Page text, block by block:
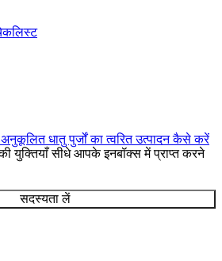
धातु पुर्जों का त्वरित उत्पादन कैसे करें
की युक्तियाँ सीधे आपके इनबॉक्स में प्राप्त करने
सदस्यता लें